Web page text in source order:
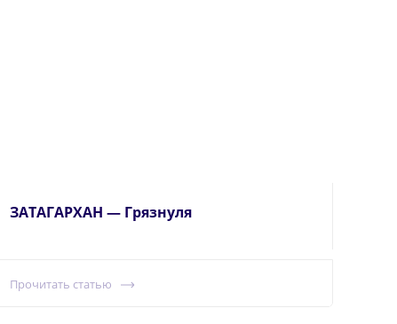
ЗАТАГАРХАН — Грязнуля
Прочитать статью